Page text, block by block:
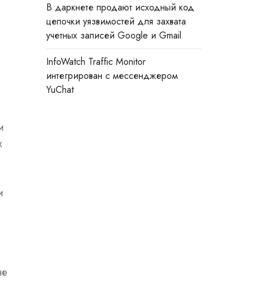
В даркнете продают исходный код
цепочки уязвимостей для захвата
учетных записей Google и Gmail
InfoWatch Traffic Monitor
интегрирован с мессенджером
YuChat